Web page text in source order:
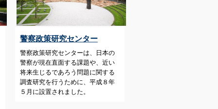
警察政策研究センター
警察政策研究センターは、日本の
警察が現在直面する課題や、近い
将来生じるであろう問題に関する
調査研究を行うために、平成８年
５月に設置されました。